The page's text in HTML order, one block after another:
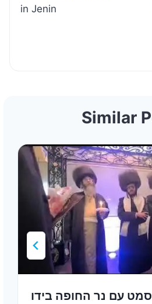
in Jenin
Similar
עם נר החופה בידו